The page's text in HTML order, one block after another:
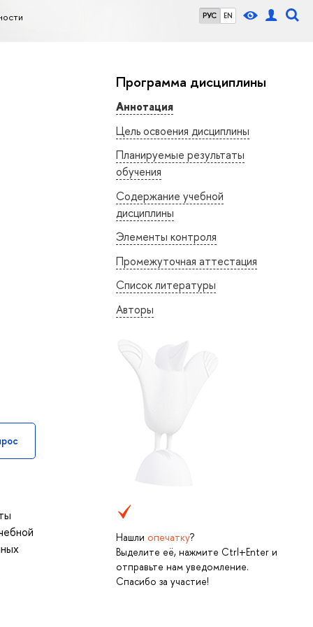
РУС EN
Программа дисциплины
Аннотация
Цель освоения дисциплины
Планируемые результаты
обучения
Содержание учебной
дисциплины
Элементы контроля
Промежуточная аттестация
Список литературы
Авторы
Нашли опечатку?
Выделите её, нажмите Ctrl+Enter и
отправьте нам уведомление.
Спасибо за участие!